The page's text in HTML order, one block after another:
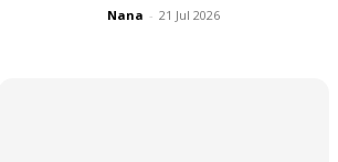
Nana - 21 Jul 2026